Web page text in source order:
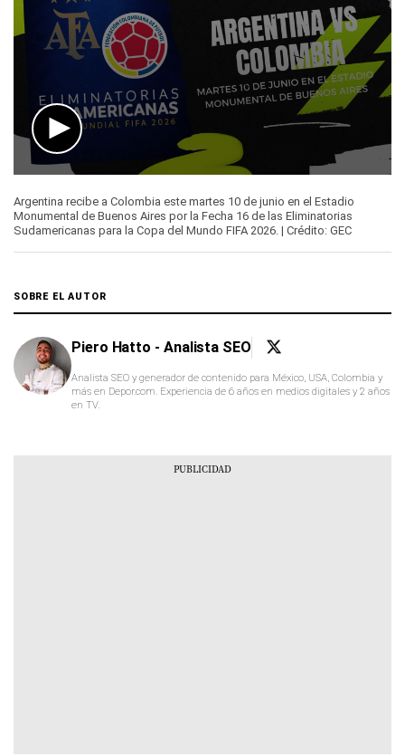
seconds
of
19
seconds
Argentina recibe a Colombia este martes 10 de junio en el Estadio
Monumental de Buenos Aires por la Fecha 16 de las Eliminatorias
Sudamericanas para la Copa del Mundo FIFA 2026. | Crédito: GEC
SOBRE EL AUTOR
Piero Hatto - Analista SEO
Analista SEO y generador de contenido para México, USA, Colombia y
más en Depor.com. Experiencia de 6 años en medios digitales y 2 años
en TV.